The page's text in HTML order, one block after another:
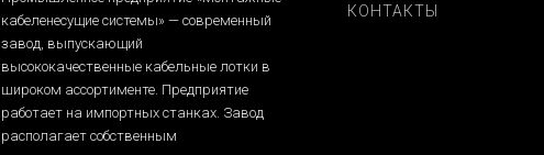
кабеленесущие системы» — современный
завод, выпускающий
высококачественные кабельные лотки в
широком ассортименте. Предприятие
работает на импортных станках. Завод
располагает собственным
КОНТАКТЫ